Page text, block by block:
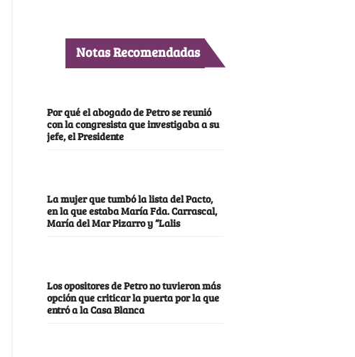
Notas Recomendadas
Por qué el abogado de Petro se reunió
con la congresista que investigaba a su
jefe, el Presidente
La mujer que tumbó la lista del Pacto,
en la que estaba María Fda. Carrascal,
María del Mar Pizarro y “Lalis
Los opositores de Petro no tuvieron más
opción que criticar la puerta por la que
entró a la Casa Blanca